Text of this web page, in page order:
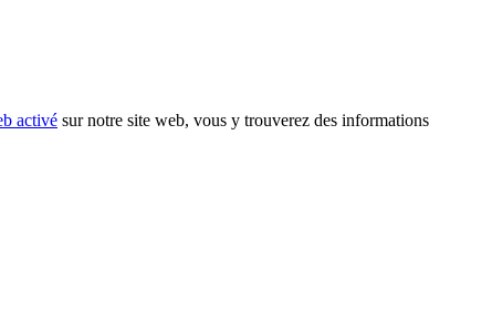
activé sur notre site web, vous y trouverez des informations